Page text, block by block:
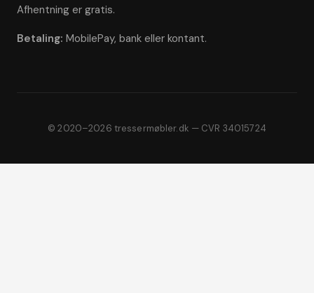
Afhentning er gratis.
Betaling: MobilePay, bank eller kontant.
© 2020–2026 tressermøbler.dk — CVR 34015724